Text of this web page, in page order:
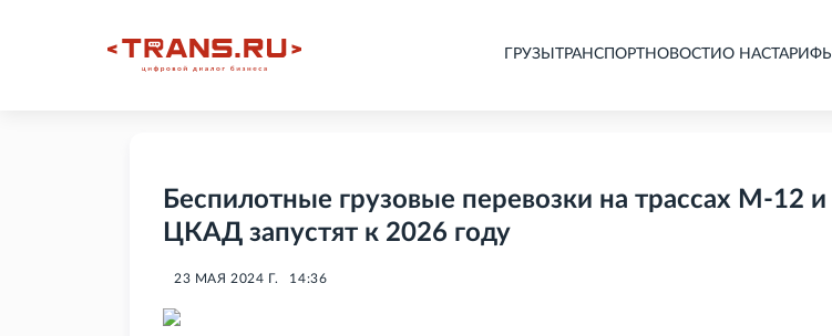
ГРУЗЫ ТРАНСПОРТНОВОСТИ О НАСТАРИФЫ
Беспилотные грузовые перевозки на трассах М-12 и
ЦКАД запустят к 2026 году
23 МАЯ 2024 Г. 14:36